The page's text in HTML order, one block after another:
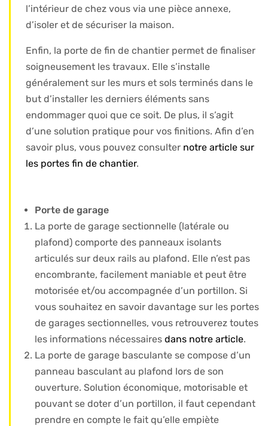
l’intérieur de chez vous via une pièce annexe,
d’isoler et de sécuriser la maison.
Enfin, la porte de fin de chantier permet de finaliser
soigneusement les travaux. Elle s’installe
généralement sur les murs et sols terminés dans le
but d’installer les derniers éléments sans
endommager quoi que ce soit. De plus, il s’agit
d’une solution pratique pour vos finitions. Afin d’en
savoir plus, vous pouvez consulter notre article sur
les portes fin de chantier.
Porte de garage
La porte de garage sectionnelle (latérale ou
plafond) comporte des panneaux isolants
articulés sur deux rails au plafond. Elle n’est pas
encombrante, facilement maniable et peut être
motorisée et/ou accompagnée d’un portillon. Si
vous souhaitez en savoir davantage sur les portes
de garages sectionnelles, vous retrouverez toutes
les informations nécessaires dans notre article.
La porte de garage basculante se compose d’un
panneau basculant au plafond lors de son
ouverture. Solution économique, motorisable et
pouvant se doter d’un portillon, il faut cependant
prendre en compte le fait qu’elle empiète